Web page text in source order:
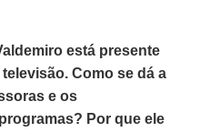
está presente
Como se dá a
e os
Por que ele